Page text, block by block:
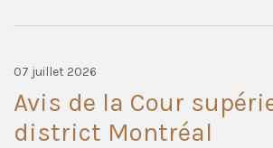
07 juillet 2026
Avis de la Cour
district Montréal